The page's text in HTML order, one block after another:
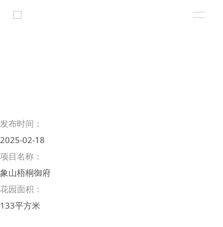
发布时间：
2025-02-18
项目名称：
象山梧桐御府
花园面积：
133平方米